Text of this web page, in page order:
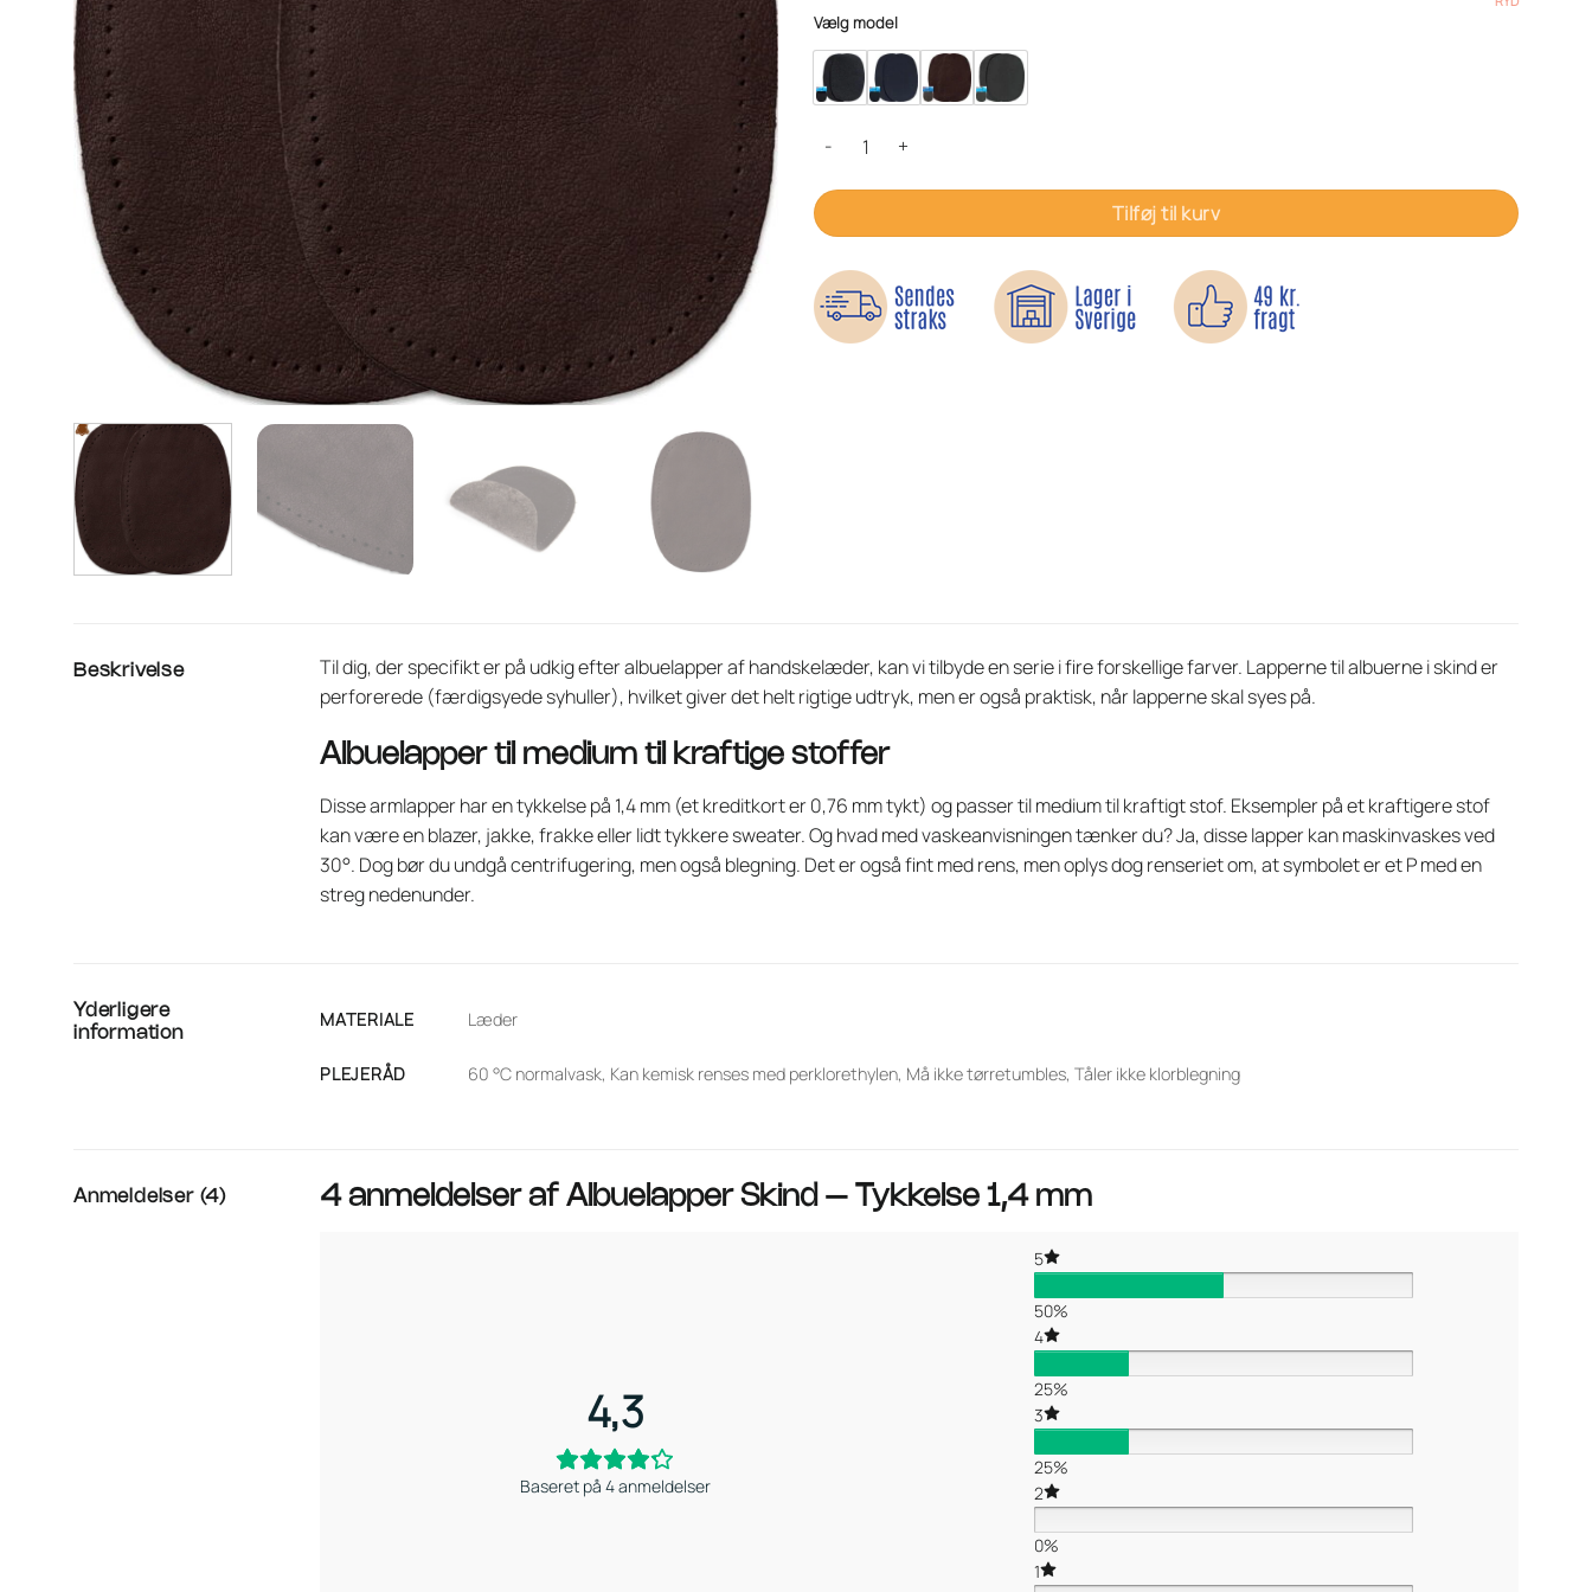
Vælg model
Albuelapper Skind - Tykkelse 1,4 mm antal
Tilføj til kurv
Beskrivelse
Til dig, der specifikt er på udkig efter albuelapper af handskelæder, kan vi tilbyde en serie i fire forskellige farver. Lapperne til albuerne i skind er
perforerede (færdigsyede syhuller), hvilket giver det helt rigtige udtryk, men er også praktisk, når lapperne skal syes på.
Albuelapper til medium til kraftige stoffer
Disse armlapper har en tykkelse på 1,4 mm (et kreditkort er 0,76 mm tykt) og passer til medium til kraftigt stof. Eksempler på et kraftigere stof
kan være en blazer, jakke, frakke eller lidt tykkere sweater. Og hvad med vaskeanvisningen tænker du? Ja, disse lapper kan maskinvaskes ved
30°. Dog bør du undgå centrifugering, men også blegning. Det er også fint med rens, men oplys dog renseriet om, at symbolet er et P med en
streg nedenunder.
Yderligere
information
MATERIALE Læder
PLEJERÅD 60 °C normalvask, Kan kemisk renses med perklorethylen, Må ikke tørretumbles, Tåler ikke klorblegning
Anmeldelser (4) 4 anmeldelser afAlbuelapper Skind – Tykkelse 1,4 mm
4,3
Baseret på 4 anmeldelser
5
50%
4
25%
3
25%
2
0%
1